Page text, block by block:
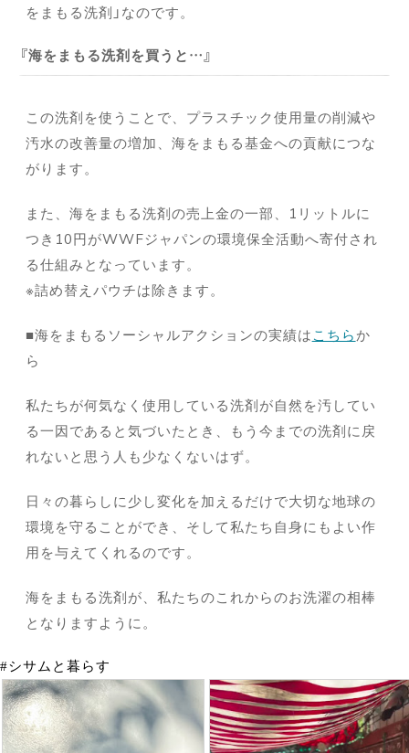
をまもる洗剤」なのです。
海をまもる洗剤を買うと…
この洗剤を使うことで、プラスチック使用量の削減や
汚水の改善量の増加、海をまもる基金への貢献につな
がります。
また、海をまもる洗剤の売上金の一部、1リットルに
つき10円がWWFジャパンの環境保全活動へ寄付され
る仕組みとなっています。
※詰め替えパウチは除きます。
■海をまもるソーシャルアクションの実績はこちらか
ら
私たちが何気なく使用している洗剤が自然を汚してい
る一因であると気づいたとき、もう今までの洗剤に戻
れないと思う人も少なくないはず。
日々の暮らしに少し変化を加えるだけで大切な地球の
環境を守ることができ、そして私たち自身にもよい作
用を与えてくれるのです。
海をまもる洗剤が、私たちのこれからのお洗濯の相棒
となりますように。
#シサムと暮らす